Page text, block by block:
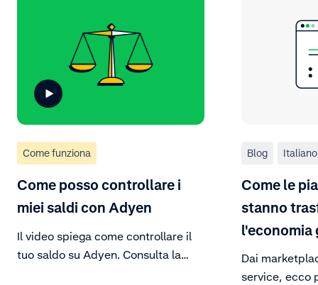
Come funziona
Come posso controllare i
miei saldi con Adyen
Il video spiega come controllare il
tuo saldo su Adyen. Consulta la
Blog Italiano
Come le
stanno
l'economia
Dai
service, ecco